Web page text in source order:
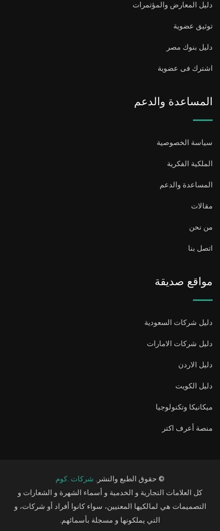
دليل المعارض والمؤتمرات
توثيق عضوية
دليل بنوك مصر
اشترك فى عضوية
المساعدة والدعم
سياسة الخصوصية
الملكية الفكرية
المساعدة والدعم
مقالات
من نحن
اتصل بنا
مواقع صديقة
دليل شركات السعودية
دليل شركات الامارات
دليل الاردن
دليل الكويت
ميكانيكا وتكنولوجيا
منصة أعرف اكتر
© حقوق الطبع والنشر. شركات .كوم
كل العلامات التجارية و الخدمية و أسماء الشهرة و الشعارات و
التصميمات هي لمالكيها المعنيين، سواء كانوا أفراد أو شركات، و
التي يملكونها و مسجلة بأسمائهم.